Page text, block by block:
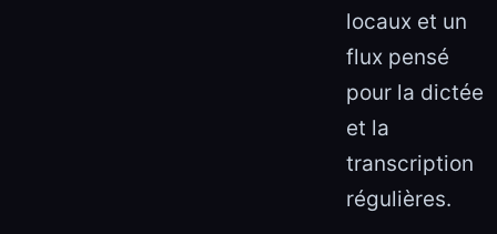
locaux et un
flux pensé
pour la dictée
et la
transcription
régulières.